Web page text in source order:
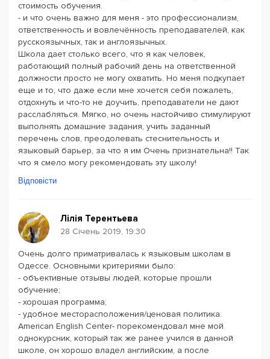
стоимость обучения.
- и что очень важно для меня - это профессионализм,
ответственность и вовлечённость преподавателей, как
русскоязычных, так и англоязычных.
Школа дает столько всего, что я как человек,
работающий полный рабочий день на ответственной
должности просто не могу охватить. Но меня подкупает
еще и то, что даже если мне хочется себя пожалеть,
отдохнуть и что-то не доучить, преподаватели не дают
расслабляться. Мягко, но очень настойчиво стимулируют
выполнять домашние задания, учить заданный
перечень слов, преодолевать стеснительность и
языковый барьер, за что я им Очень признательна!! Так
что я смело могу рекомендовать эту школу!
Відповісти
Лілія Терентьева
28 Січень 2019, 19:30
Очень долго приматривалась к языковым школам в
Одессе. Основными критериями было:
- объективные отзывы людей, которые прошли
обучение;
- хорошая программа;
- удобное месторасположения/ценовая политика.
American English Center- порекомендовал мне мой
однокурсник, который так же ранее учился в данной
школе, он хорошо владел английским, а после